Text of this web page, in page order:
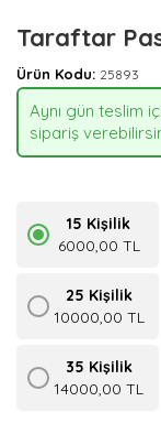
Taraftar
Ürün Kodu: 25893
Aynı gün teslim
sipariş
15 Kişilik
6000,00 TL
25 Kişilik
10000,00 TL
35 Kişilik
14000,00 TL